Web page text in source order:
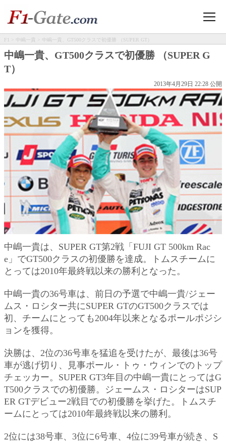
F1 > 中嶋一貴 > 中嶋一貴、GT500クラスで初優勝 （SUPER GT）
中嶋一貴、GT500クラスで初優勝 （SUPER G
T）
2013年4月29日 22:28 公開
中嶋一貴は、SUPER GT第2戦「FUJI GT 500km Rac
e」でGT500クラスの初優勝を達成。トムスチームに
とっては2010年最終戦以来の勝利となった。
中嶋一貴の36号車は、前日の予選で中嶋一貴/ジェー
ムス・ロシター共にSUPER GTのGT500クラスでは
初、チームにとっても2004年以来となるポールポジシ
ョンを獲得。
決勝は、2位の36号車を猛追を受けたが、最後は36号
車が逃げ切り、見事ポール・トゥ・ウィンでのトップ
チェッカー。SUPER GT3年目の中嶋一貴にとってはG
T500クラスでの初優勝。ジェームス・ロシターはSUP
ER GTデビュー2戦目での初優勝を挙げた。トムスチ
ームにとっては2010年最終戦以来の勝利。
2位には38号車、3位に6号車、4位に39号車が続き、S